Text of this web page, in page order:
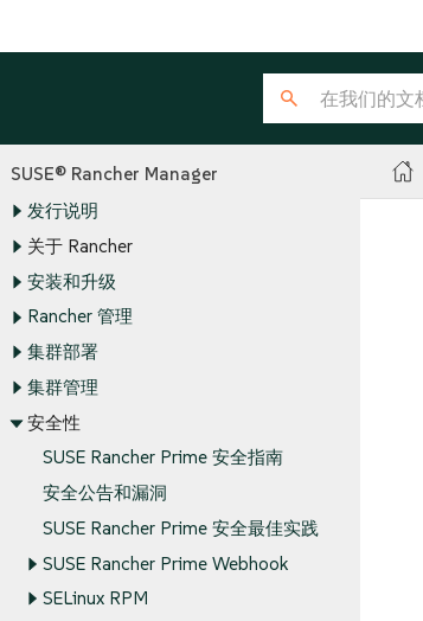
SUSE® Rancher Manager
发行说明
关于 Rancher
安装和升级
Rancher 管理
集群部署
集群管理
安全性
SUSE Rancher Prime 安全指南
安全公告和漏洞
SUSE Rancher Prime 安全最佳实践
SUSE Rancher Prime Webhook
SELinux RPM